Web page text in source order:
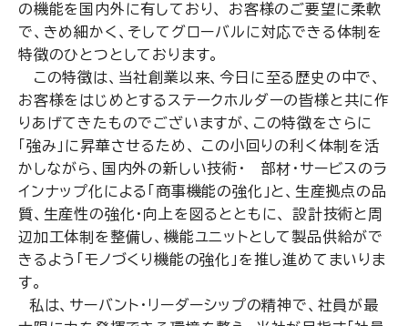
の機能を国内外に有しており、 お客様のご要望に柔軟
で、きめ細かく、そしてグローバルに対応できる体制を
特徴のひとつとしております。
この特徴は、当社創業以来、今日に至る歴史の中で、
お客様をはじめとするステークホルダーの皆様と共に作
りあげてきたものでございますが、この特徴をさらに
「強み」に昇華させるため、 この小回りの利く体制を活
かしながら、国内外の新しい技術・ 部材・サービスのラ
インナップ化による「商事機能の強化」と、生産拠点の品
質、生産性の強化・向上を図るとともに、 設計技術と周
辺加工体制を整備し、機能ユニットとして製品供給がで
きるよう「モノづくり機能の強化」を推し進めてまいりま
す。
私は、サーバント・リーダーシップの精神で、社員が最